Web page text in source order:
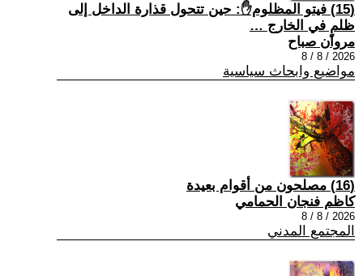
(15) فيتو المظلوم✋: حين تتحول قذارة الداخل إلى
ظلمٍ في الخارج …
مروان صباح
2026 / 8 / 8
مواضيع وابحاث سياسية
(16) مصلحون من أقوام بعيدة
كاظم فنجان الحمامي
2026 / 8 / 8
المجتمع المدني